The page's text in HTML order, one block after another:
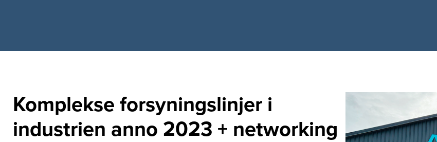
Komplekse forsyningslinjer i
industrien anno 2023 + networking